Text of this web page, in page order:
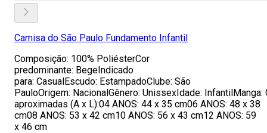
Camisa do São Paulo Fundamento Infantil
Composição: 100% PoliésterCor
predominante: BegeIndicado
para: CasualEscudo: EstampadoClube: São
PauloOrigem: NacionalGênero: UnissexIdade: InfantilManga:
aproximadas (A x L):04 ANOS: 44 x 35 cm06 ANOS: 48 x 38
cm08 ANOS: 53 x 42 cm10 ANOS: 56 x 43 cm12 ANOS: 59
x 46 cm